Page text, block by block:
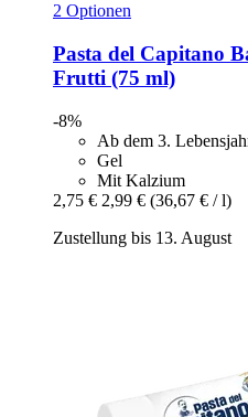
2 Optionen
Pasta del Capitano
Frutti (75 ml)
-8%
Ab dem 3.
Gel
Mit Kalzium
2,75 € 2,99 € (36,67 € / l)
Zustellung bis 13. August